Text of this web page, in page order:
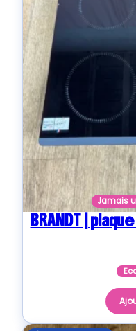
Jamais
BRANDT |